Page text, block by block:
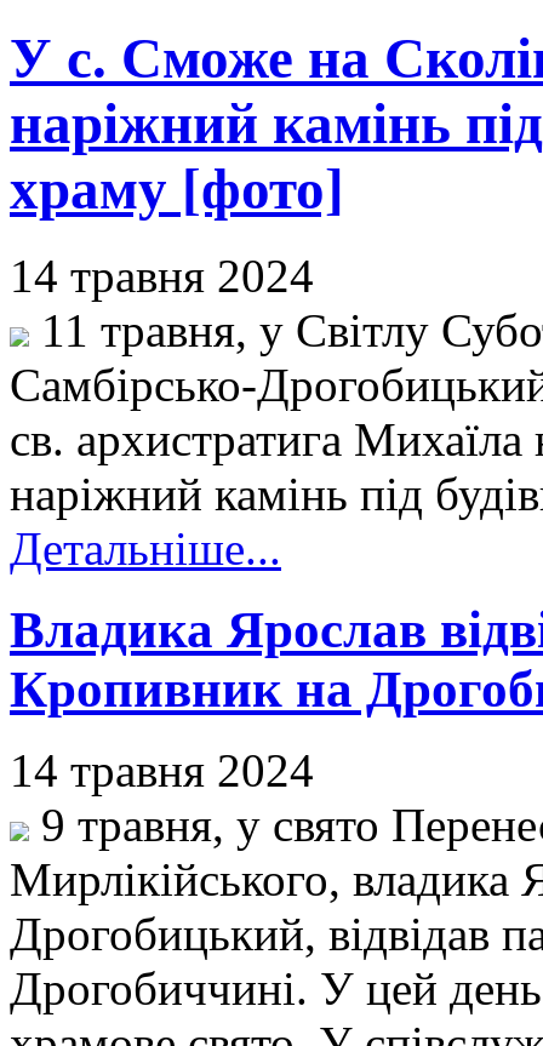
У с. Сможе на
наріжний камінь
храму [фото]
14 травня 2024
11 травня, у Світлу
Самбірсько-
св. архистратига
наріжний камінь під
Детальніше...
Владика Ярослав
Кропивник на
14 травня 2024
9 травня, у свято
Мирлікійського, владика
Дрогобицький, відвідав
Дрогобиччині. У цей день